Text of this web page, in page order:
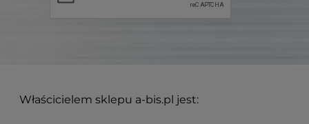
Właścicielem sklepu a-bis.pl jest: